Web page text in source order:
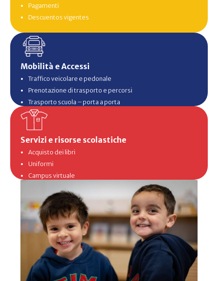
Pagamenti
Descuentos vigentes
Mobilità e Accessi
Traffico veicolare e pedonale
Prenotazione di trasporto e percorsi
Trasporto scuola – porta a porta
Servizi e risorse scolastiche
Acquisto dei libri
Uniformi
Campus virtuale